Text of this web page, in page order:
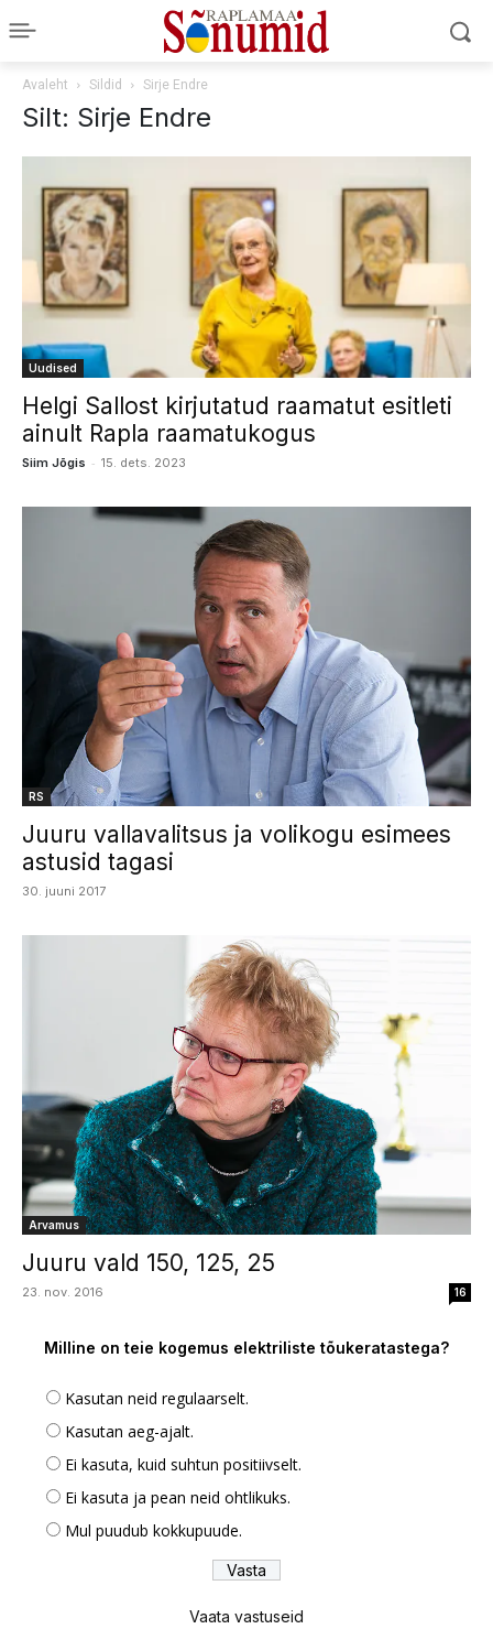
Avaleht Sildid Sirje Endre
Silt: Sirje Endre
Uudised
Helgi Sallost kirjutatud raamatut esitleti
ainult Rapla raamatukogus
Siim Jõgis - 15. dets. 2023
RS
Juuru vallavalitsus ja volikogu esimees
astusid tagasi
30. juuni 2017
Arvamus
Juuru vald 150, 125, 25
23. nov. 2016 16
Milline on teie kogemus elektriliste tõukeratastega?
Kasutan neid regulaarselt.
Kasutan aeg-ajalt.
Ei kasuta, kuid suhtun positiivselt.
Ei kasuta ja pean neid ohtlikuks.
Mul puudub kokkupuude.
Vaata vastuseid